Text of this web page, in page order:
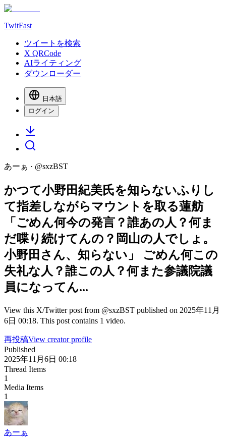
TwitFast
ツイートを検索
X QRCode
AIライティング
ダウンローダー
日本語
ログイン
あーぁ · @sxzBST
かつて小野田紀美氏を知らないふりし
て指差しながらマウントを取る蓮舫
「ごめん何今の発言？誰あの人？何ま
だ喋り続けてんの？岡山の人でしょ。
小野田さん、知らない」 ごめん何この
失礼な人？誰この人？何また参議院議
員になってん...
View this X/Twitter post from @sxzBST published on 2025年11月
6日 00:18. This post contains 1 video.
再投稿View creator profile
Published
2025年11月6日 00:18
Thread Items
1
Media Items
1
あーぁ